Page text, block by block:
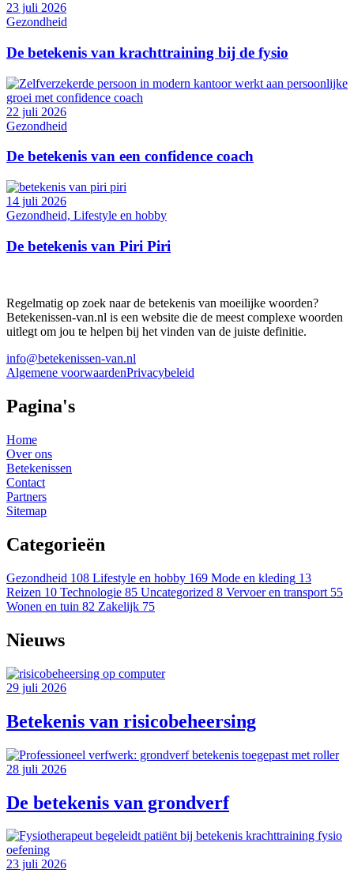
23 juli 2026
Gezondheid
De betekenis van krachttraining bij de fysio
22 juli 2026
Gezondheid
De betekenis van een confidence coach
14 juli 2026
Gezondheid, Lifestyle en hobby
De betekenis van Piri Piri
Regelmatig op zoek naar de betekenis van moeilijke woorden?
Betekenissen-van.nl is een website die de meest complexe woorden
uitlegt om jou te helpen bij het vinden van de juiste definitie.
info@betekenissen-van.nl
Algemene voorwaardenPrivacybeleid
Pagina's
Home
Over ons
Betekenissen
Contact
Partners
Sitemap
Categorieën
Gezondheid 108 Lifestyle en hobby 169 Mode en kleding 13
Reizen 10 Technologie 85 Uncategorized 8 Vervoer en transport 55
Wonen en tuin 82 Zakelijk 75
Nieuws
29 juli 2026
Betekenis van risicobeheersing
28 juli 2026
De betekenis van grondverf
23 juli 2026